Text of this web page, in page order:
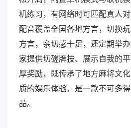
机练习，有网络时可匹配真人
配音覆盖全国各地方言，切换
方言，亲切感十足，还定期举
家提供切磋牌技、展示自我的
厚奖励，既传承了地方麻将文
质的娱乐体验，是一款不可多
品。